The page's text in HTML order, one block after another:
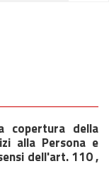
copertura della
alla Persona e
dell'art. 110 ,